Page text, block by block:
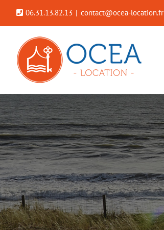
Passer
au
contenu
06.31.13.82.13 | contact@ocea-location.fr